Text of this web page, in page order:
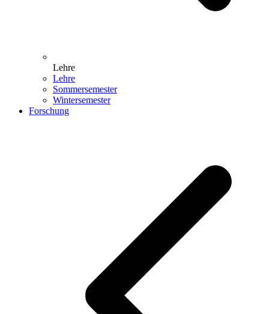
Lehre
Lehre
Sommersemester
Wintersemester
Forschung